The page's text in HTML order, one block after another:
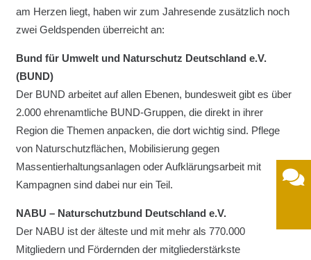
am Herzen liegt, haben wir zum Jahresende zusätzlich noch
zwei Geldspenden überreicht an:
Bund für Umwelt und Naturschutz Deutschland e.V.
(BUND)
Der BUND arbeitet auf allen Ebenen, bundesweit gibt es über
2.000 ehrenamtliche BUND-Gruppen, die direkt in ihrer
Region die Themen anpacken, die dort wichtig sind. Pflege
von Naturschutzflächen, Mobilisierung gegen
Massentierhaltungsanlagen oder Aufklärungsarbeit mit
Kampagnen sind dabei nur ein Teil.
NABU – Naturschutzbund Deutschland e.V.
Der NABU ist der älteste und mit mehr als 770.000
Mitgliedern und Fördernden der mitgliederstärkste